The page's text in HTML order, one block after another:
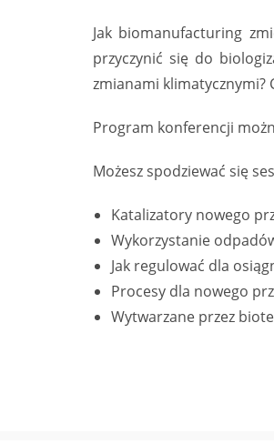
Jak biomanufacturing
przyczynić się do
zmianami
Program konferencji
Możesz spodziewać się
Katalizatory nowego
Wykorzystanie
Jak regulować dla
Procesy dla nowego
Wytwarzane przez